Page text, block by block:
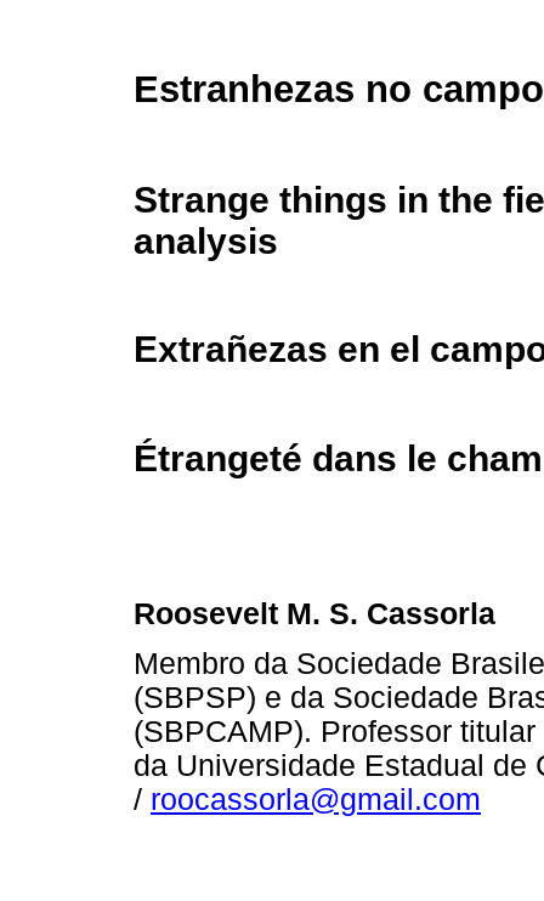
Estranhezas no
Strange things in the
analysis
Extrañezas en el
Étrangeté dans le
Roosevelt M. S. Cassorla
Membro da Sociedade
(SBPSP) e da Sociedade
(SBPCAMP). Professor
da Universidade Estadual de
/ roocassorla@gmail.com